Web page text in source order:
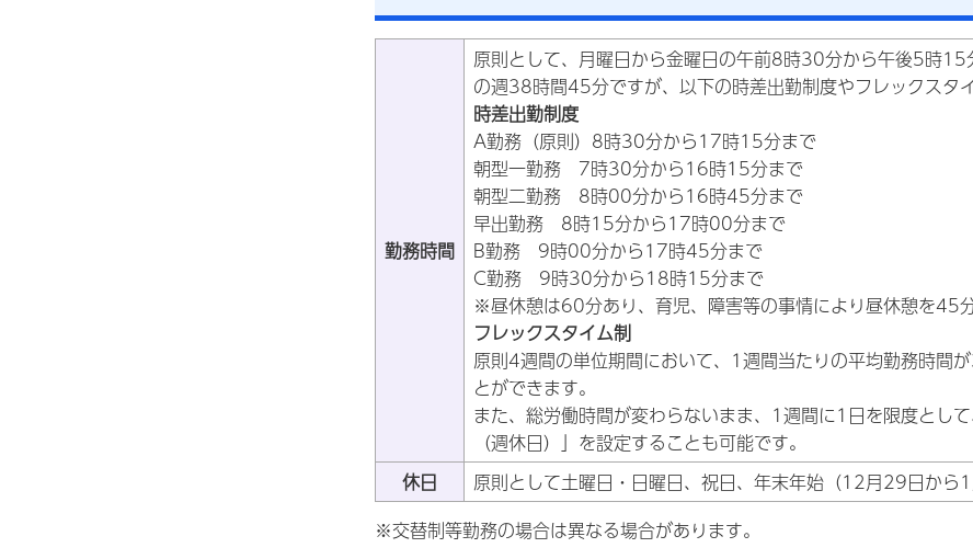
勤務時間
原則として、月曜日から金曜日の午前8時30分から午後5時15
の週38時間45分ですが、以下の時差出勤制度やフレックスタ
時差出勤制度
A勤務（原則）8時30分から17時15分まで
朝型一勤務 7時30分から16時15分まで
朝型二勤務 8時00分から16時45分まで
早出勤務 8時15分から17時00分まで
B勤務 9時00分から17時45分まで
C勤務 9時30分から18時15分まで
※昼休憩は60分あり、育児、障害等の事情により昼休憩を45
フレックスタイム制
原則4週間の単位期間において、1週間当たりの平均勤務時間
とができます。
また、総労働時間が変わらないまま、1週間に1日を限度とし
（週休日）」を設定することも可能です。
休日
原則として土曜日・日曜日、祝日、年末年始（12月29日から1
※交替制等勤務の場合は異なる場合があります。